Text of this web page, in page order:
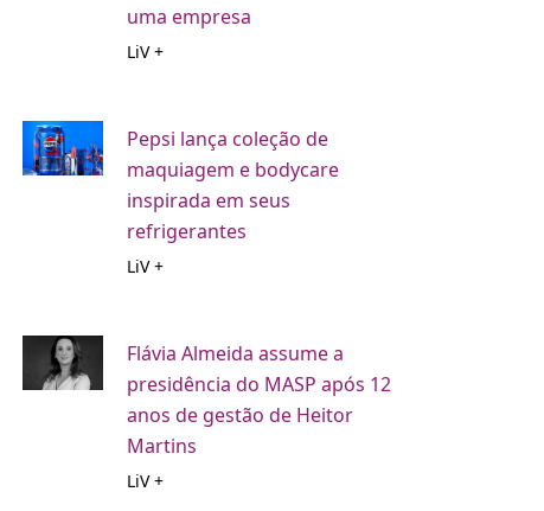
uma empresa
LiV +
Pepsi lança coleção de
maquiagem e bodycare
inspirada em seus
refrigerantes
LiV +
Flávia Almeida assume a
presidência do MASP após 12
anos de gestão de Heitor
Martins
LiV +